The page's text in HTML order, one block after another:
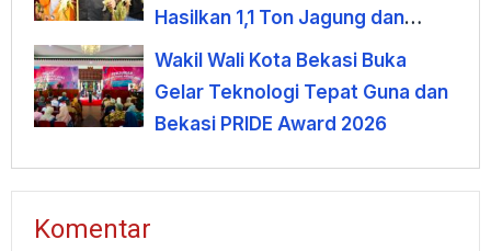
Hasilkan 1,1 Ton Jagung dan
Sayuran
Wakil Wali Kota Bekasi Buka
Gelar Teknologi Tepat Guna dan
Bekasi PRIDE Award 2026
Komentar